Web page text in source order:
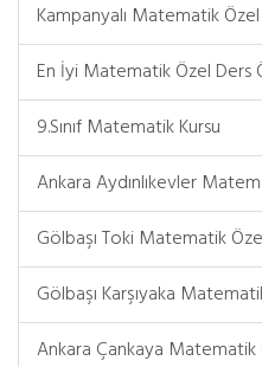
Kampanyalı Matematik
En İyi Matematik Özel Ders
9.Sınıf Matematik Kursu
Ankara Aydınlıkevler
Gölbaşı Toki Matematik
Gölbaşı Karşıyaka
Ankara Çankaya Matematik